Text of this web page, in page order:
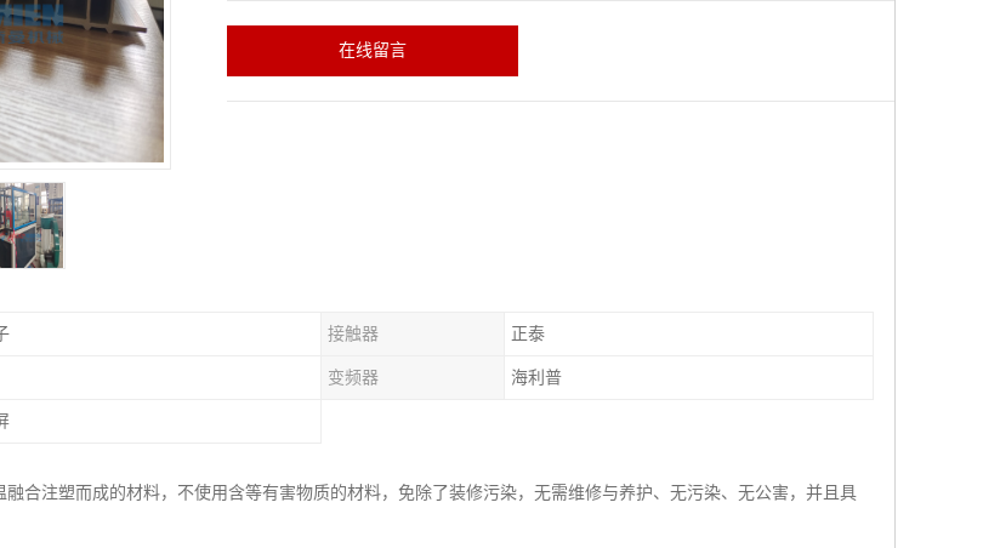
在线留言
接触器 正泰
变频器 海利普
合注塑而成的材料，不使用含等有害物质的材料，免除了装修污染，无需维修与养护、无污染、无公害，并且具